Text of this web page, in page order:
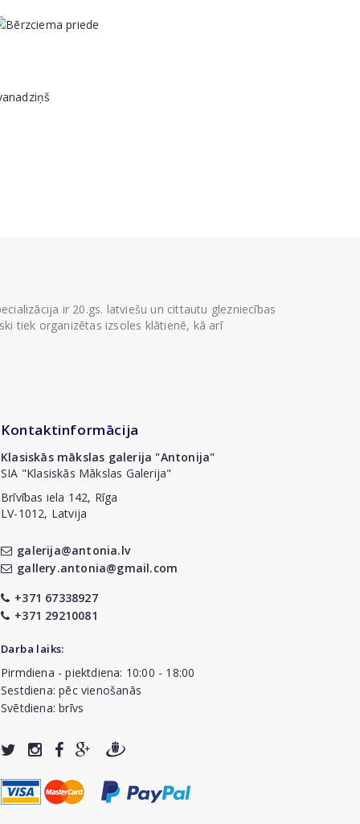
ir 20.gs. latviešu un cittautu glezniecības
tiek organizētas izsoles klātienē, kā arī
Kontaktinformācija
Klasiskās mākslas galerija "Antonija"
SIA "Klasiskās Mākslas Galerija"
Brīvības iela 142, Rīga
LV-1012, Latvija
galerija@antonia.lv
gallery.antonia@gmail.com
+371 67338927
+371 29210081
Darba laiks:
Pirmdiena - piektdiena: 10:00 - 18:00
Sestdiena: pēc vienošanās
Svētdiena: brīvs